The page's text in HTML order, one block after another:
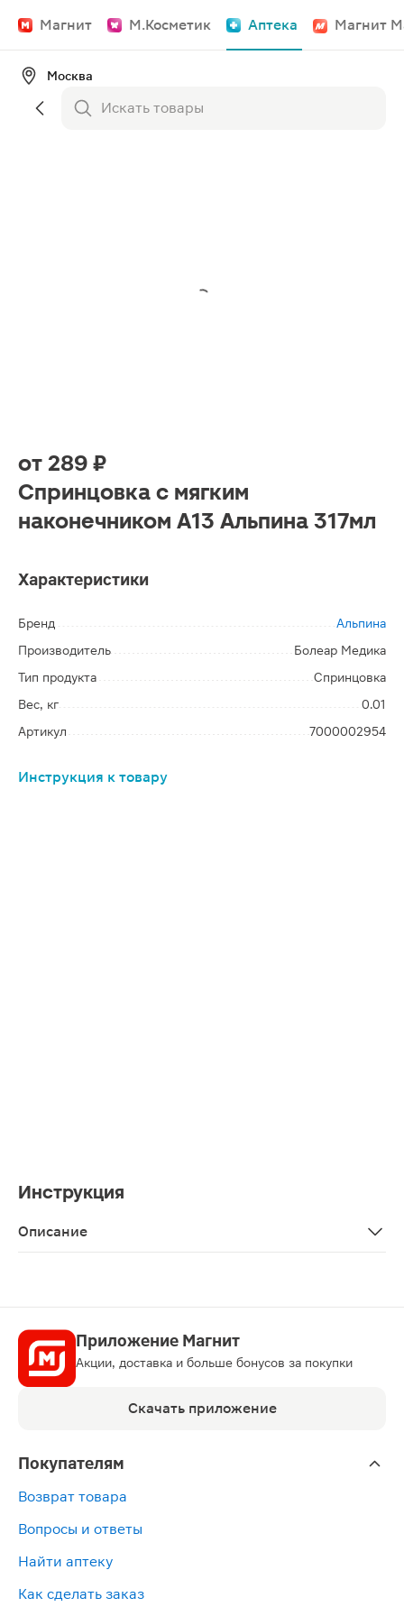
Магнит М.Косметик Аптека Магнит
Москва
от 289 ₽
Спринцовка с мягким
наконечником А13 Альпина 317мл
Характеристики
Бренд
Альпина
Производитель
Болеар Медика
Тип продукта
Спринцовка
Вес, кг
0.01
Артикул
7000002954
Инструкция к товару
Инструкция
Описание
Приложение Магнит
Акции, доставка и больше бонусов за покупки
Скачать приложение
Покупателям
Возврат товара
Вопросы и ответы
Найти аптеку
Как сделать заказ